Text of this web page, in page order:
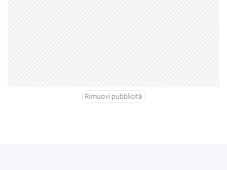
Rimuovi pubblicità